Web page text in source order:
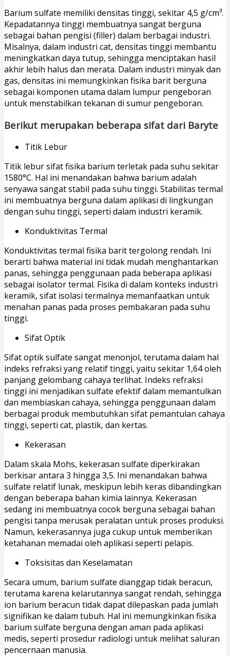
Barium sulfate memiliki densitas tinggi, sekitar 4,5 g/cm³.
Kepadatannya tinggi membuatnya sangat berguna
sebagai bahan pengisi (filler) dalam berbagai industri.
Misalnya, dalam industri cat, densitas tinggi membantu
meningkatkan daya tutup, sehingga menciptakan hasil
akhir lebih halus dan merata. Dalam industri minyak dan
gas, densitas ini memungkinkan fisika barit berguna
sebagai komponen utama dalam lumpur pengeboran
untuk menstabilkan tekanan di sumur pengeboran.
Berikut merupakan beberapa sifat dari Baryte
Titik Lebur
Titik lebur sifat fisika barium terletak pada suhu sekitar
1580°C. Hal ini menandakan bahwa barium adalah
senyawa sangat stabil pada suhu tinggi. Stabilitas termal
ini membuatnya berguna dalam aplikasi di lingkungan
dengan suhu tinggi, seperti dalam industri keramik.
Konduktivitas Termal
Konduktivitas termal fisika barit tergolong rendah. Ini
berarti bahwa material ini tidak mudah menghantarkan
panas, sehingga penggunaan pada beberapa aplikasi
sebagai isolator termal. Fisika di dalam konteks industri
keramik, sifat isolasi termalnya memanfaatkan untuk
menahan panas pada proses pembakaran pada suhu
tinggi.
Sifat Optik
Sifat optik sulfate sangat menonjol, terutama dalam hal
indeks refraksi yang relatif tinggi, yaitu sekitar 1,64 oleh
panjang gelombang cahaya terlihat. Indeks refraksi
tinggi ini menjadikan sulfate efektif dalam memantulkan
dan membiaskan cahaya, sehingga penggunaan dalam
berbagai produk membutuhkan sifat pemantulan cahaya
tinggi, seperti cat, plastik, dan kertas.
Kekerasan
Dalam skala Mohs, kekerasan sulfate diperkirakan
berkisar antara 3 hingga 3,5. Ini menandakan bahwa
sulfate relatif lunak, meskipun lebih keras dibandingkan
dengan beberapa bahan kimia lainnya. Kekerasan
sedang ini membuatnya cocok berguna sebagai bahan
pengisi tanpa merusak peralatan untuk proses produksi.
Namun, kekerasannya juga cukup untuk memberikan
ketahanan memadai oleh aplikasi seperti pelapis.
Toksisitas dan Keselamatan
Secara umum, barium sulfate dianggap tidak beracun,
terutama karena kelarutannya sangat rendah, sehingga
ion barium beracun tidak dapat dilepaskan pada jumlah
signifikan ke dalam tubuh. Hal ini memungkinkan fisika
barium sulfate berguna dengan aman pada aplikasi
medis, seperti prosedur radiologi untuk melihat saluran
pencernaan manusia.